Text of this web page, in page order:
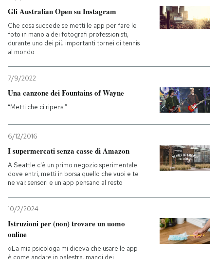
Gli Australian Open su Instagram
Che cosa succede se metti le app per fare le
foto in mano a dei fotografi professionisti,
durante uno dei più importanti tornei di tennis
al mondo
7/9/2022
Una canzone dei Fountains of Wayne
“Metti che ci ripensi”
6/12/2016
I supermercati senza casse di Amazon
A Seattle c'è un primo negozio sperimentale
dove entri, metti in borsa quello che vuoi e te
ne vai: sensori e un'app pensano al resto
10/2/2024
Istruzioni per (non) trovare un uomo
online
«La mia psicologa mi diceva che usare le app
è come andare in palestra, mandi dei